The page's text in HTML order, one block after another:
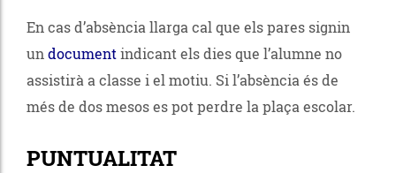
En cas d’absència llarga cal que els pares signin
un document indicant els dies que l’alumne no
assistirà a classe i el motiu. Si l’absència és de
més de dos mesos es pot perdre la plaça escolar.
PUNTUALITAT